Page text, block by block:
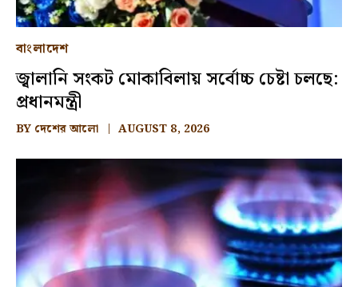
বাংলাদেশ
জ্বালানি সংকট মোকাবিলায় সর্বোচ্চ চেষ্টা চলছে:
প্রধানমন্ত্রী
BY দেশের আলো AUGUST 8, 2026